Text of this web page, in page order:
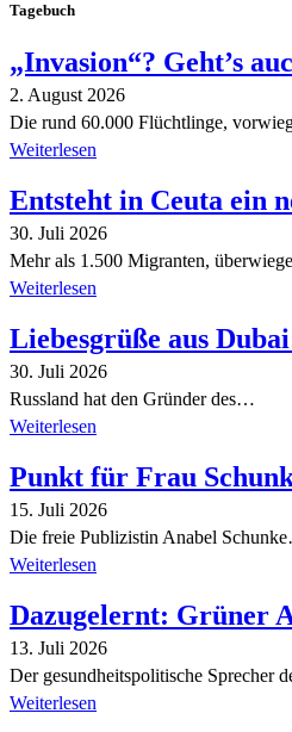
Tagebuch
„Invasion“? Geht’s
2. August 2026
Die rund 60.000 Flüchtlinge,
Weiterlesen
Entsteht in Ceuta ein
30. Juli 2026
Mehr als 1.500 Migranten,
Weiterlesen
Liebesgrüße aus
30. Juli 2026
Russland hat den Gründer des…
Weiterlesen
Punkt für Frau
15. Juli 2026
Die freie Publizistin Anabel
Weiterlesen
Dazugelernt: Grüner
13. Juli 2026
Der gesundheitspolitische Sprecher
Weiterlesen